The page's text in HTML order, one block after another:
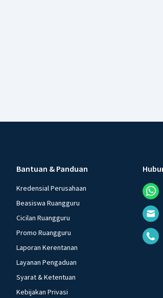
Bantuan & Panduan
Kredensial Perusahaan
Beasiswa Ruangguru
Cicilan Ruangguru
Promo Ruangguru
Laporan Kerentanan
Layanan Pengaduan
Syarat & Ketentuan
Kebijakan Privasi